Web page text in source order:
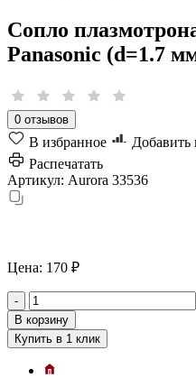
Сопло
Panasonic (d=1.7
0 отзывов
В избранное Добавить
Распечатать
Артикул: Aurora 33536
Цена: 170 ₽
-
В корзину
Купить в 1 клик